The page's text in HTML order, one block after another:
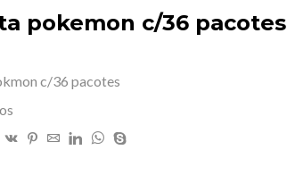
pokemon c/36 pacotes
c/36 pacotes